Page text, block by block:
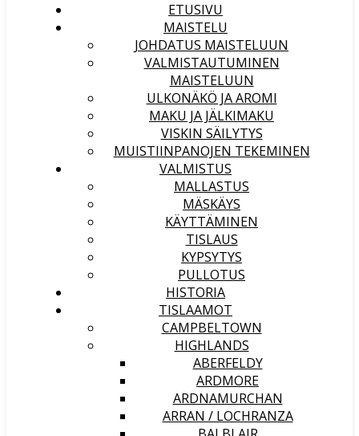
ETUSIVU
MAISTELU
JOHDATUS MAISTELUUN
VALMISTAUTUMINEN
MAISTELUUN
ULKONÄKÖ JA AROMI
MAKU JA JÄLKIMAKU
VISKIN SÄILYTYS
MUISTIINPANOJEN TEKEMINEN
VALMISTUS
MALLASTUS
MÄSKÄYS
KÄYTTÄMINEN
TISLAUS
KYPSYTYS
PULLOTUS
HISTORIA
TISLAAMOT
CAMPBELTOWN
HIGHLANDS
ABERFELDY
ARDMORE
ARDNAMURCHAN
ARRAN / LOCHRANZA